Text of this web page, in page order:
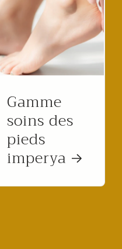
Gamme
soins des
pieds
imperya